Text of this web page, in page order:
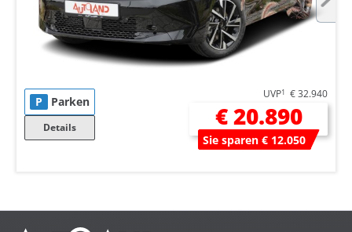
P Parken
Details
UVP1 € 32.940
€ 20.890
Sie sparen € 12.050